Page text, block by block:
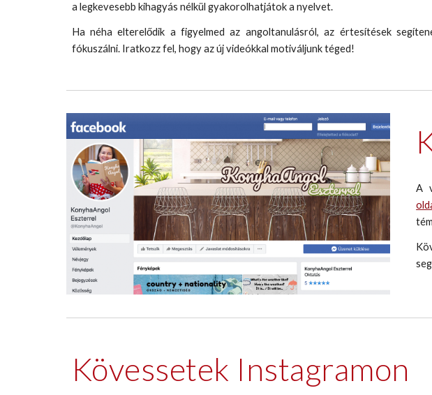
a legkevesebb kihagyás nélkül gyakorolhatjátok a nyelvet.
Ha néha elterelődik a figyelmed az angoltanulásról, az értesítések
fókuszálni. Iratkozz fel, hogy az új videókkal motiváljunk téged!
A
Kövessetek Instagramon